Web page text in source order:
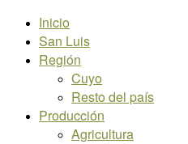
Inicio
San Luis
Región
Cuyo
Resto del país
Producción
Agricultura